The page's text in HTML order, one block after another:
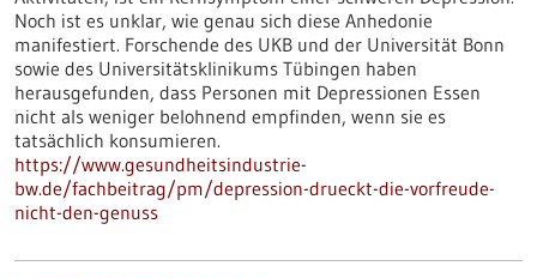
Noch ist es unklar, wie genau sich diese Anhedonie
manifestiert. Forschende des UKB und der Universität Bonn
sowie des Universitätsklinikums Tübingen haben
herausgefunden, dass Personen mit Depressionen Essen
nicht als weniger belohnend empfinden, wenn sie es
tatsächlich konsumieren.
https://www.gesundheitsindustrie-
bw.de/fachbeitrag/pm/depression-drueckt-die-vorfreude-
nicht-den-genuss